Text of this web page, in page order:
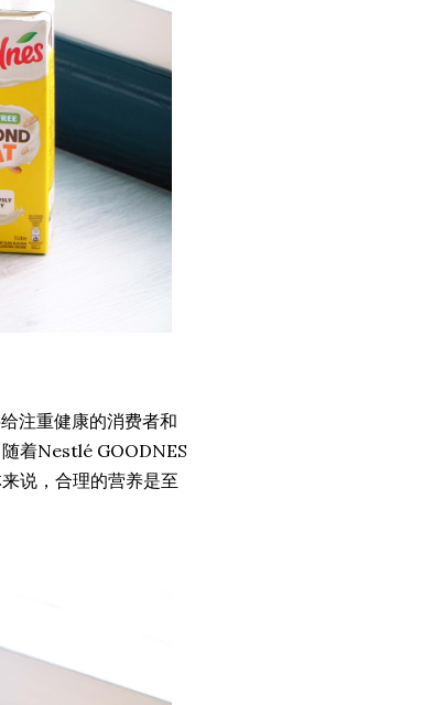
注重健康的消费者和
着Nestlé GOODNES
说，合理的营养是至